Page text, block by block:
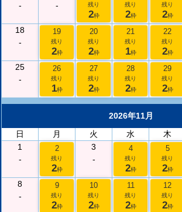
-
-
残り
2枠
残り
2枠
残り
2枠
18
-
19
残り
2枠
20
残り
2枠
21
残り
1枠
22
残り
2枠
25
-
26
残り
1枠
27
残り
2枠
28
残り
2枠
29
残り
2枠
2026年11月
日
月 火 水 木
1
-
2
残り
2枠
3
-
4
残り
2枠
5
残り
2枠
8
-
9
残り
2枠
10
残り
2枠
11
残り
2枠
12
残り
2枠